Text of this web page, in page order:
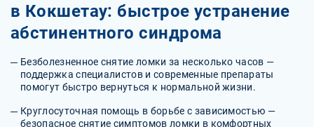
в Кокшетау: быстрое устранение
абстинентного синдрома
Безболезненное снятие ломки за несколько часов —
поддержка специалистов и современные препараты
помогут быстро вернуться к нормальной жизни.
Круглосуточная помощь в борьбе с зависимостью —
безопасное снятие симптомов ломки в комфортных